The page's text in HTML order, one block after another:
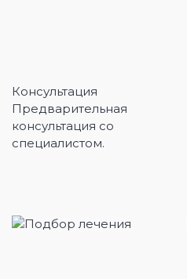
Консультация
Предварительная
консультация со
специалистом.